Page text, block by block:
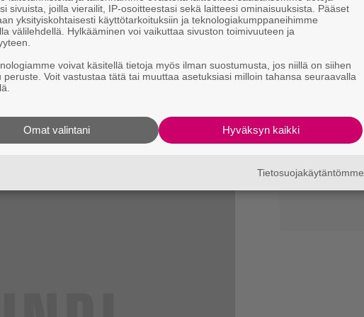
– Soundin kriitikoiden
sivuista, joilla vierailit, IP-osoitteestasi sekä laitteesi ominaisuuksista. Pääset
yksityiskohtaisesti käyttötarkoituksiin ja teknologiakumppaneihimme
välilehdellä. Hylkääminen voi vaikuttaa sivuston toimivuuteen ja
voivat käsitellä tietoja myös ilman suostumusta, jos niillä on siihen
peruste. Voit vastustaa tätä tai muuttaa asetuksiasi milloin tahansa seuraavalla
Hyväksyn kaikki
Omat valintani
Tietosuojakäytäntömme